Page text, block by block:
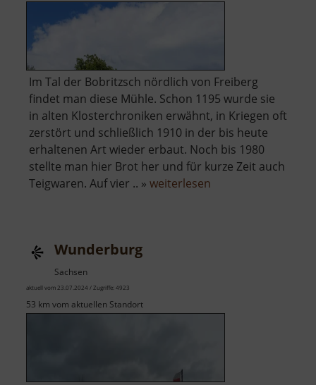
Im Tal der Bobritzsch nördlich von Freiberg
findet man diese Mühle. Schon 1195 wurde sie
in alten Klosterchroniken erwähnt, in Kriegen oft
zerstört und schließlich 1910 in der bis heute
erhaltenen Art wieder erbaut. Noch bis 1980
stellte man hier Brot her und für kurze Zeit auch
Teigwaren. Auf vier .. » weiterlesen
Wunderburg
Sachsen
aktuell vom 23.07.2024 / Zugriffe: 4923
53 km vom aktuellen Standort